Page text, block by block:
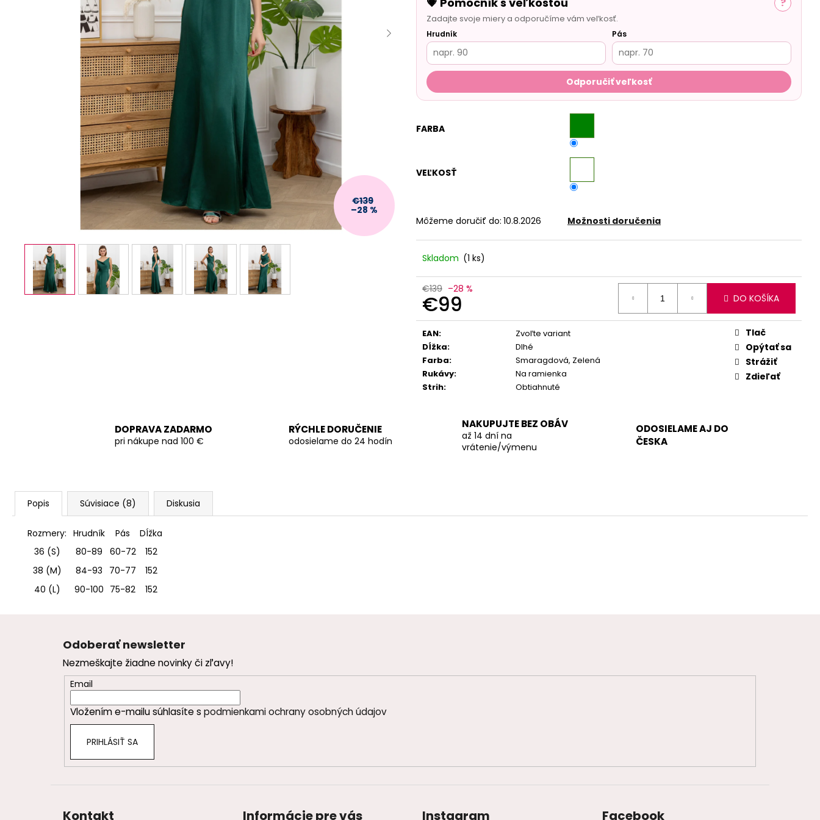
Zadajte svoje miery a odporučíme vám veľkosť.
Hrudník Pás
Odporučiť veľkosť
FARBA
VEĽKOSŤ
Môžeme doručiť do: 10.8.2026 Možnosti doručenia
Skladom (1 ks)
€139 –28 %
€99
Jednotková
cena:
DO KOŠÍKA
EAN:
Zvoľte variant
Dĺžka:
Dlhé
Farba:
Smaragdová, Zelená
Rukávy:
Na ramienka
Strih: Obtiahnuté
Tlač
Opýtať sa
Strážiť
Zdieľať
€139
–28 %
DOPRAVA ZADARMO
pri nákupe nad 100 €
RÝCHLE DORUČENIE
odosielame do 24 hodín
NAKUPUJTE BEZ OBÁV
až 14 dní na
vrátenie/výmenu
ODOSIELAME AJ DO
ČESKA
Popis Súvisiace (8) Diskusia
Rozmery: Hrudník Pás
DÍžka
36 (S)
80-89 60-72
152
38 (M)
84-93 70-77
152
40 (L)
90-100 75-82 152
Odoberať newsletter
Nezmeškajte žiadne novinky či zľavy!
Email
Vložením e-mailu súhlasíte s podmienkami ochrany osobných údajov
PRIHLÁSIŤ SA
Kontakt Informácie pre vás Instagram Facebook